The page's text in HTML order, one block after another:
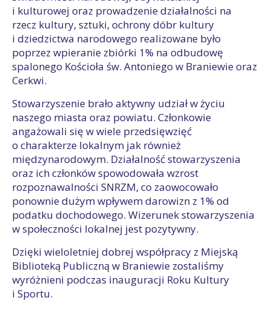
i kulturowej oraz prowadzenie działalności na
rzecz kultury, sztuki, ochrony dóbr kultury
i dziedzictwa narodowego realizowane było
poprzez wpieranie zbiórki 1% na odbudowę
spalonego Kościoła św. Antoniego w Braniewie oraz
Cerkwi.
Stowarzyszenie brało aktywny udział w życiu
naszego miasta oraz powiatu. Członkowie
angażowali się w wiele przedsięwzięć
o charakterze lokalnym jak również
międzynarodowym. Działalność stowarzyszenia
oraz ich członków spowodowała wzrost
rozpoznawalności SNRZM, co zaowocowało
ponownie dużym wpływem darowizn z 1% od
podatku dochodowego. Wizerunek stowarzyszenia
w społeczności lokalnej jest pozytywny.
Dzięki wieloletniej dobrej współpracy z Miejską
Biblioteką Publiczną w Braniewie zostaliśmy
wyróżnieni podczas inauguracji Roku Kultury
i Sportu.